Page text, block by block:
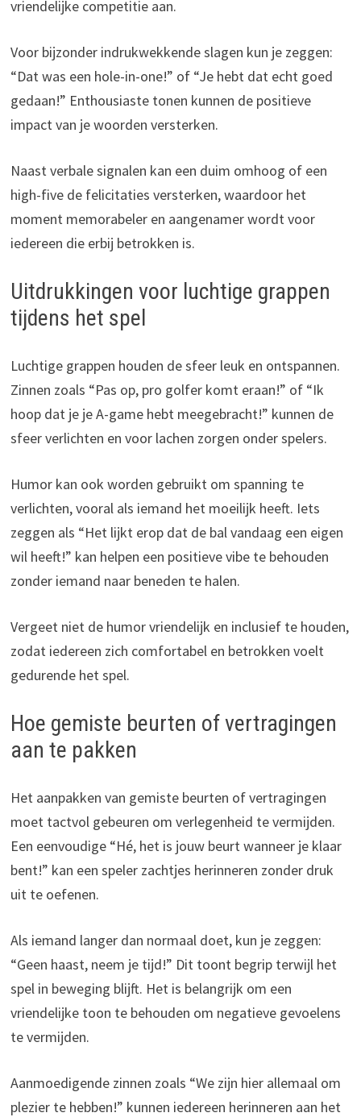
vriendelijke competitie aan.
Voor bijzonder indrukwekkende slagen kun je zeggen:
“Dat was een hole-in-one!” of “Je hebt dat echt goed
gedaan!” Enthousiaste tonen kunnen de positieve
impact van je woorden versterken.
Naast verbale signalen kan een duim omhoog of een
high-five de felicitaties versterken, waardoor het
moment memorabeler en aangenamer wordt voor
iedereen die erbij betrokken is.
Uitdrukkingen voor luchtige grappen
tijdens het spel
Luchtige grappen houden de sfeer leuk en ontspannen.
Zinnen zoals “Pas op, pro golfer komt eraan!” of “Ik
hoop dat je je A-game hebt meegebracht!” kunnen de
sfeer verlichten en voor lachen zorgen onder spelers.
Humor kan ook worden gebruikt om spanning te
verlichten, vooral als iemand het moeilijk heeft. Iets
zeggen als “Het lijkt erop dat de bal vandaag een eigen
wil heeft!” kan helpen een positieve vibe te behouden
zonder iemand naar beneden te halen.
Vergeet niet de humor vriendelijk en inclusief te houden,
zodat iedereen zich comfortabel en betrokken voelt
gedurende het spel.
Hoe gemiste beurten of vertragingen
aan te pakken
Het aanpakken van gemiste beurten of vertragingen
moet tactvol gebeuren om verlegenheid te vermijden.
Een eenvoudige “Hé, het is jouw beurt wanneer je klaar
bent!” kan een speler zachtjes herinneren zonder druk
uit te oefenen.
Als iemand langer dan normaal doet, kun je zeggen:
“Geen haast, neem je tijd!” Dit toont begrip terwijl het
spel in beweging blijft. Het is belangrijk om een
vriendelijke toon te behouden om negatieve gevoelens
te vermijden.
Aanmoedigende zinnen zoals “We zijn hier allemaal om
plezier te hebben!” kunnen iedereen herinneren aan het